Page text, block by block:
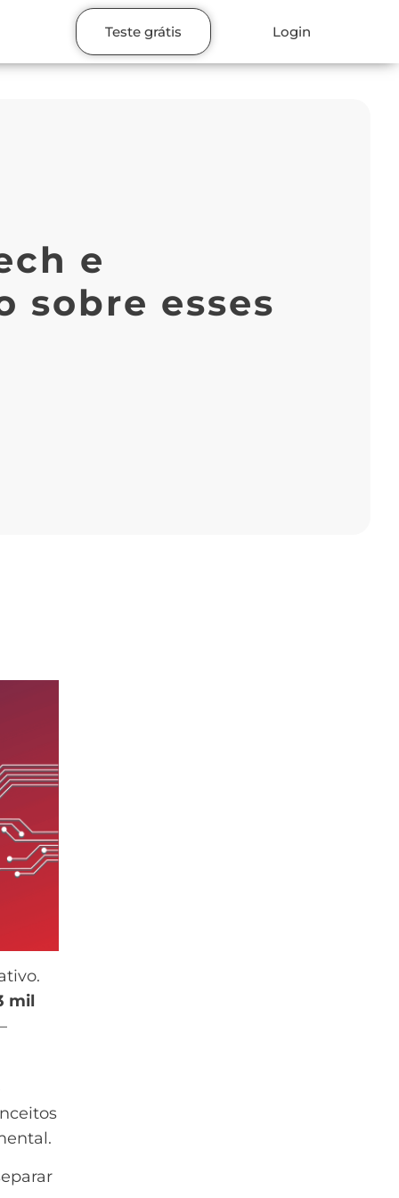
Teste grátis Login
e
sobre esses
mil